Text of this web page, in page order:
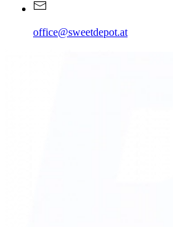
office@sweetdepot.at